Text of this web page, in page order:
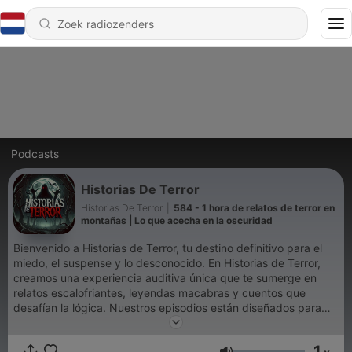
Podcasts
Historias De Terror
Historias De Terror
584 - 1 hora de relatos de terror en
montañas | Lo que acecha en la oscuridad
Bienvenido a Historias de Terror, tu destino definitivo para el
miedo, el suspense y lo desconocido. En Historias de Terror,
creamos una experiencia auditiva única que te sumerge en
relatos escalofriantes, leyendas macabras y cuentos que
desafían la lógica. Nuestros episodios están diseñados para
transportarte a los rincones más oscuros del misterio, haciendo